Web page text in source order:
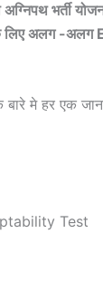
भर्ती
अलग -अलग
मे हर एक
Test